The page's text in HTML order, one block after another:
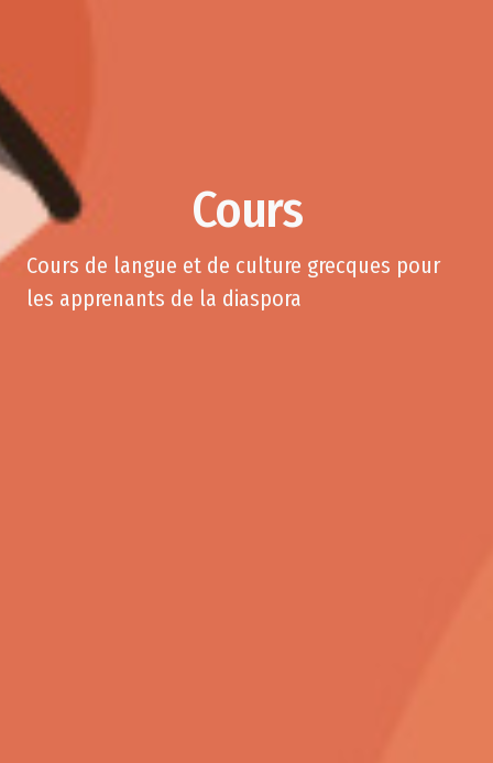
Cours
Cours de langue et de culture grecques pour
les apprenants de la diaspora